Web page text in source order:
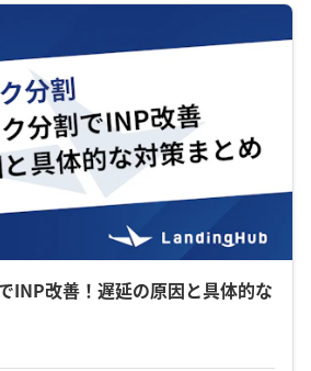
INP改善！遅延の原因と具体的な